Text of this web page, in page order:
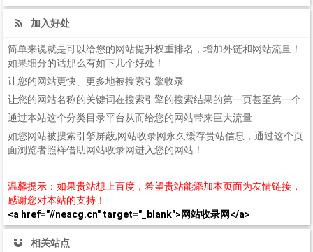
加入好处
简单来说就是可以给您的网站提升权重排名，增加外链和网站流量！
如果细分的话那么有如下几个好处！
让您的网站更快、更多地被搜索引擎收录
让您的网站名称的关键词在搜索引擎的搜索结果的第一页甚至第一个
通过本站这个分类目录平台从而给您的网站带来巨大流量
如您网站被搜索引擎屏蔽,网站收录网永久缓存贵站信息，通过这个页
面浏览者照样借助网站收录网进入您的网站！
温馨提示：如果贵站想上百度，希望贵站能添加本页面为友情链接，
感谢您对本站的支持！
<a href="//neacg.cn" target="_blank">网站收录网</a>
相关站点